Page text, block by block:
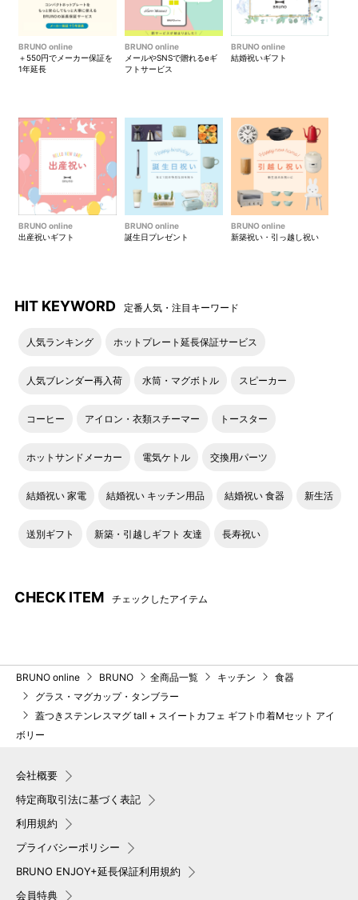
パッケージ
パーツを分解して隅々まで洗
●Thankyou カフェ 2種の味わい
蜂蜜ミルクティー ―国産はち
みつ使用―
上品な甘さのミルクティーに
風味豊かな国産蜂蜜をブレン
苺ココア ―福岡県産あまおう
苺使用―
苺の甘酸っぱさとココアのや
さしい甘さが相性抜群です。
BRUNO online
＋550円でメーカー保証を
1年延長
BRUNO online
メールやSNSで贈れるeギ
フトサービス
BRUNO online
結婚祝いギフト
BRUNO online
出産祝いギフト
BRUNO online
誕生日プレゼント
BRUNO online
新築祝い・引っ越し祝い
HIT KEYWORD 定番人気・注目キーワード
人気ランキング ホットプレート延長保証サービス
人気ブレンダー再入荷 水筒・マグボトル スピーカー
コーヒー アイロン・衣類スチーマー トースター
ホットサンドメーカー 電気ケトル 交換用パーツ
結婚祝い 家電 結婚祝い キッチン用品 結婚祝い 食器 新生活
送別ギフト 新築・引越しギフト 友達 長寿祝い
CHECK ITEM チェックしたアイテム
BRUNO online BRUNO 全商品一覧 キッチン
食器
グラス・マグカップ・タンブラー
蓋つきステンレスマグ tall + スイートカフェ ギフト巾着Mセット アイ
ボリー
会社概要
特定商取引法に基づく表記
利用規約
プライバシーポリシー
BRUNO ENJOY+延長保証利用規約
会員特典